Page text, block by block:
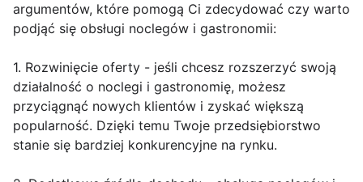
argumentów, które pomogą Ci zdecydować czy warto
podjąć się obsługi noclegów i gastronomii:
1. Rozwinięcie oferty - jeśli chcesz rozszerzyć swoją
działalność o noclegi i gastronomię, możesz
przyciągnąć nowych klientów i zyskać większą
popularność. Dzięki temu Twoje przedsiębiorstwo
stanie się bardziej konkurencyjne na rynku.